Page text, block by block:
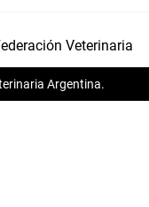
Argentina.